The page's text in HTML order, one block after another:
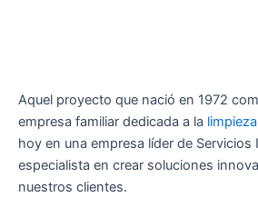
Aquel proyecto que nació en 1972
empresa familiar dedicada a la limpieza
hoy en una empresa líder de Servicios
especialista en crear soluciones
nuestros clientes.